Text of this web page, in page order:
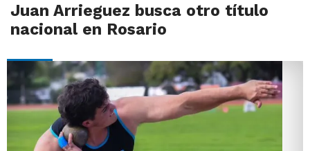
Juan Arrieguez busca otro título
nacional en Rosario